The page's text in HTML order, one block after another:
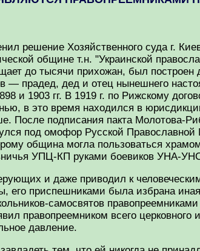
решение Хозяйственного суда г.
общине т.н. "Украинской
до тысячи прихожан, был
— прадед, дед и отец нынешнего
и 1903 гг. В 1919 г. по Рижскому
в это время находился в
После подписания пакта Молотова-
под омофор Русской
община могла пользоваться
УПЦ-КП руками боевиков УНА-
и даже приводил к
его приспешниками была избрана
самосвятов
правопреемником всего
давление.